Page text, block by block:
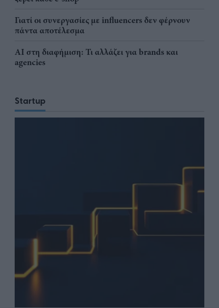
Γιατί οι συνεργασίες με influencers δεν φέρνουν
πάντα αποτέλεσμα
AI στη διαφήμιση: Τι αλλάζει για brands και
agencies
Startup